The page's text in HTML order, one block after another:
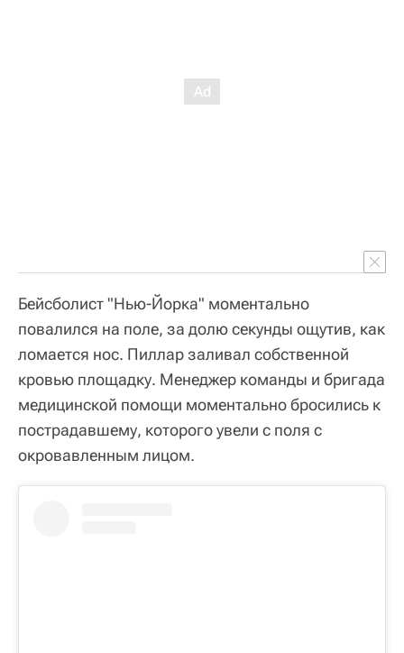
Бейсболист "Нью-Йорка" моментально
повалился на поле, за долю секунды ощутив, как
ломается нос. Пиллар заливал собственной
кровью площадку. Менеджер команды и бригада
медицинской помощи моментально бросились к
пострадавшему, которого увели с поля с
окровавленным лицом.